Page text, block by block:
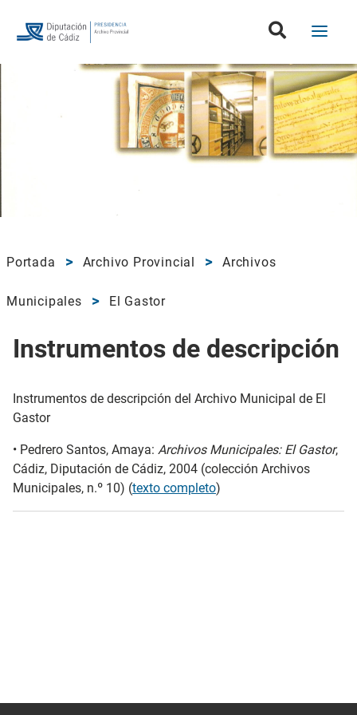
Portada Archivo Provincial Archivos
Municipales El Gastor
Instrumentos de descripción
Instrumentos de descripción del Archivo Municipal de El
Gastor
• Pedrero Santos, Amaya: Archivos Municipales: El Gastor,
Cádiz, Diputación de Cádiz, 2004 (colección Archivos
Municipales, n.º 10) (texto completo)